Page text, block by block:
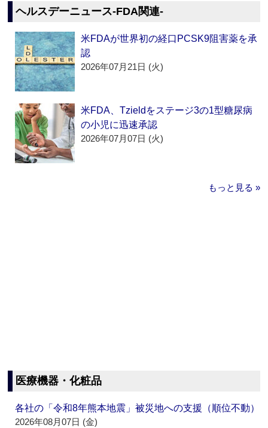
ヘルスデーニュース‐FDA関連‐
米FDAが世界初の経口PCSK9阻害薬を承
認
2026年07月21日 (火)
米FDA、Tzieldをステージ3の1型糖尿病
の小児に迅速承認
2026年07月07日 (火)
もっと見る »
医療機器・化粧品
各社の「令和8年熊本地震」被災地への支援（順位不動）
2026年08月07日 (金)